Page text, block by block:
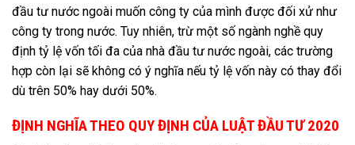
đầu tư nước ngoài muốn công ty của mình được đối xử như
công ty trong nước. Tuy nhiên, trừ một số ngành nghề quy
định tỷ lệ vốn tối đa của nhà đầu tư nước ngoài, các trường
hợp còn lại sẽ không có ý nghĩa nếu tỷ lệ vốn này có thay đổi
dù trên 50% hay dưới 50%.
ĐỊNH NGHĨA THEO QUY ĐỊNH CỦA LUẬT ĐẦU TƯ 2020